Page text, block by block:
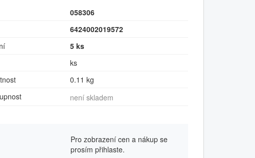
058306
6424002019572
5 ks
ks
0.11 kg
není skladem
Pro zobrazení cen a nákup se
prosím přihlaste.